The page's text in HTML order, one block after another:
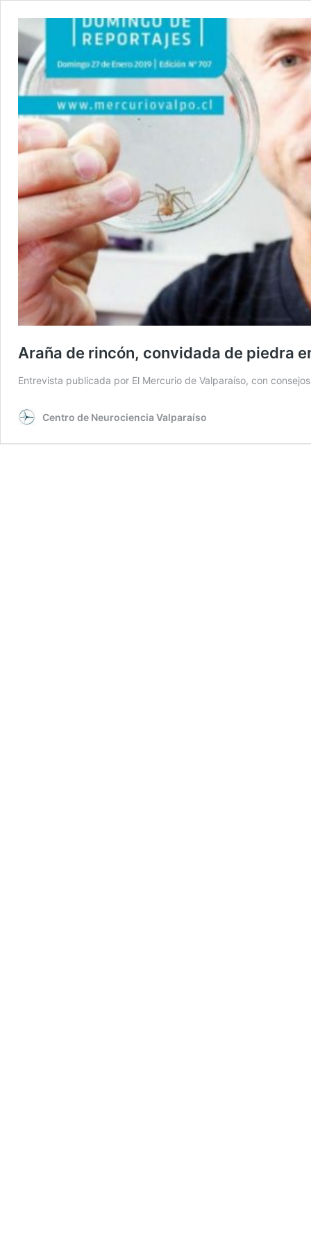
Araña de rincón, convidada de piedra
Entrevista publicada por El Mercurio de Valparaíso, con
Centro de Neurociencia Valparaíso